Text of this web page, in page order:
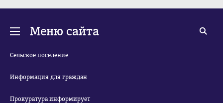
Меню сайта
Сельское поселение
Информация для граждан
Прокуратура информирует